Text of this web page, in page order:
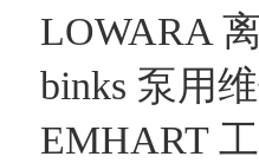
LOWARA
binks 泵用
EMHART